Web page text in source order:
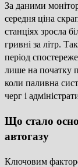
За даними
середня ціна
станціях зросла
гривні за літр.
період
лише на початку
коли паливна
черг і
Що стало
автогазу
Ключовим